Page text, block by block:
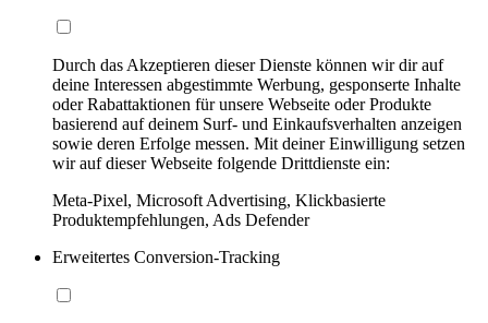
Durch das Akzeptieren dieser Dienste können wir dir auf
deine Interessen abgestimmte Werbung, gesponserte Inhalte
oder Rabattaktionen für unsere Webseite oder Produkte
basierend auf deinem Surf- und Einkaufsverhalten anzeigen
sowie deren Erfolge messen. Mit deiner Einwilligung setzen
wir auf dieser Webseite folgende Drittdienste ein:
Meta-Pixel, Microsoft Advertising, Klickbasierte
Produktempfehlungen, Ads Defender
Erweitertes Conversion-Tracking